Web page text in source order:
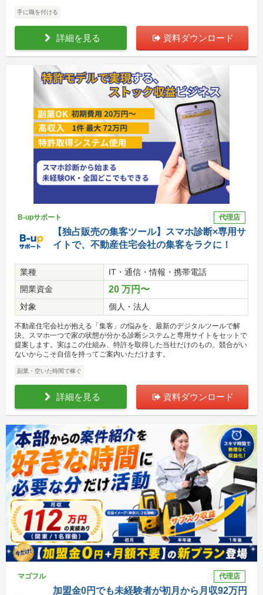
手に職を付ける
詳細を見る 資料ダウンロード
B-upサポート 代理店
【独占販売の集客ツール】スマホ診断×専用サ
イトで、不動産住宅会社の集客をラクに！
業種
IT・通信・情報・携帯電話
開業資金
20 万円〜
対象 個人・法人
不動産住宅会社が抱える「集客」の悩みを、最新のデジタルツールで解
決。スマホ一つで家の状態が分かる診断システムと専用サイトをセットで
提案します。実はこの仕組み、特許を取得した当社だけのもの。競合がい
ないからこそ自信を持ってご案内いただけます。
副業・空いた時間で稼ぐ
詳細を見る 資料ダウンロード
マゴフル 代理店
加盟金0円でも未経験者が初月から月収92万円